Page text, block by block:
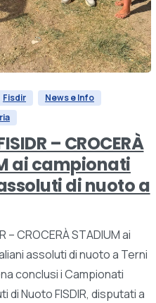
Fisdir
News e Info
– CROCERÀ
ai campionati
di nuoto a
– CROCERÀ STADIUM ai
assoluti di nuoto a Terni
conclusi i Campionati
di Nuoto FISDIR, disputati a